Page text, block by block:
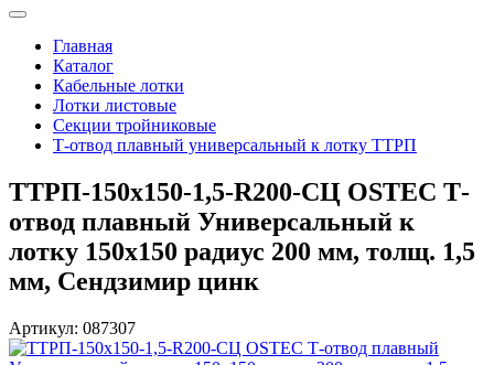
Главная
Каталог
Кабельные лотки
Лотки листовые
Секции тройниковые
Т-отвод плавный универсальный к лотку ТТРП
ТТРП-150х150-1,5-R200-СЦ OSTEC Т-
отвод плавный Универсальный к
лотку 150х150 радиус 200 мм, толщ. 1,5
мм, Сендзимир цинк
Артикул: 087307